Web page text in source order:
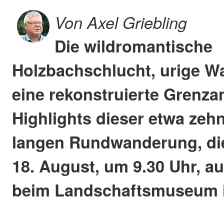
Von Axel Griebling
Die wildromantische
Holzbachschlucht, urige
eine rekonstruierte
Highlights dieser etwa
langen Rundwanderung,
18. August, um 9.30 Uhr,
beim